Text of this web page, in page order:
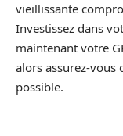
vieillissante
Investissez dans
maintenant votre
alors assurez-vous
possible.